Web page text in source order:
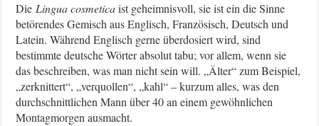
DieLingua cosmeticaist geheimnisvoll, sie ist ein die Sinne
betörendes Gemisch aus Englisch, Französisch, Deutsch und
Latein. Während Englisch gerne überdosiert wird, sind
bestimmte deutsche Wörter absolut tabu; vor allem, wenn sie
das beschreiben, was man nicht sein will. „Älter“ zum Beispiel,
„zerknittert“, „verquollen“, „kahl“ – kurzum alles, was den
durchschnittlichen Mann über 40 an einem gewöhnlichen
Montagmorgen ausmacht.